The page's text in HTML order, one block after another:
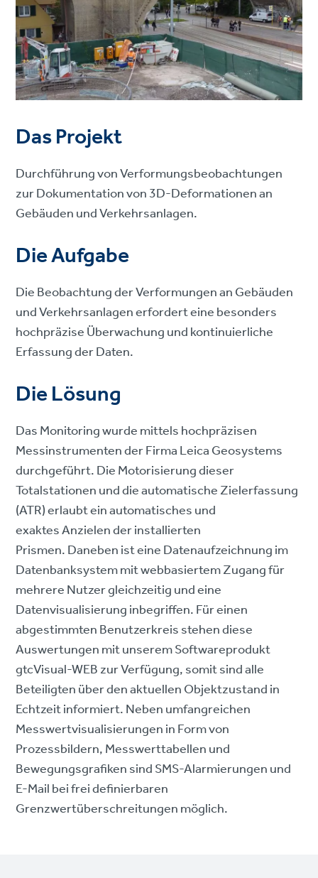
Das Projekt
Durchführung von Verformungsbeobachtungen
zur Dokumentation von 3D-Deformationen an
Gebäuden und Verkehrsanlagen.
Die Aufgabe
Die Beobachtung der Verformungen an Gebäuden
und Verkehrsanlagen erfordert eine besonders
hochpräzise Überwachung und kontinuierliche
Erfassung der Daten.
Die Lösung
Das Monitoring wurde mittels hochpräzisen
Messinstrumenten der Firma Leica Geosystems
durchgeführt. Die Motorisierung dieser
Totalstationen und die automatische Zielerfassung
(ATR) erlaubt ein automatisches und
exaktes Anzielen der installierten
Prismen. Daneben ist eine Datenaufzeichnung im
Datenbanksystem mit webbasiertem Zugang für
mehrere Nutzer gleichzeitig und eine
Datenvisualisierung inbegriffen. Für einen
abgestimmten Benutzerkreis stehen diese
Auswertungen mit unserem Softwareprodukt
gtcVisual-WEB zur Verfügung, somit sind alle
Beteiligten über den aktuellen Objektzustand in
Echtzeit informiert. Neben umfangreichen
Messwertvisualisierungen in Form von
Prozessbildern, Messwerttabellen und
Bewegungsgrafiken sind SMS-Alarmierungen und
E-Mail bei frei definierbaren
Grenzwertüberschreitungen möglich.